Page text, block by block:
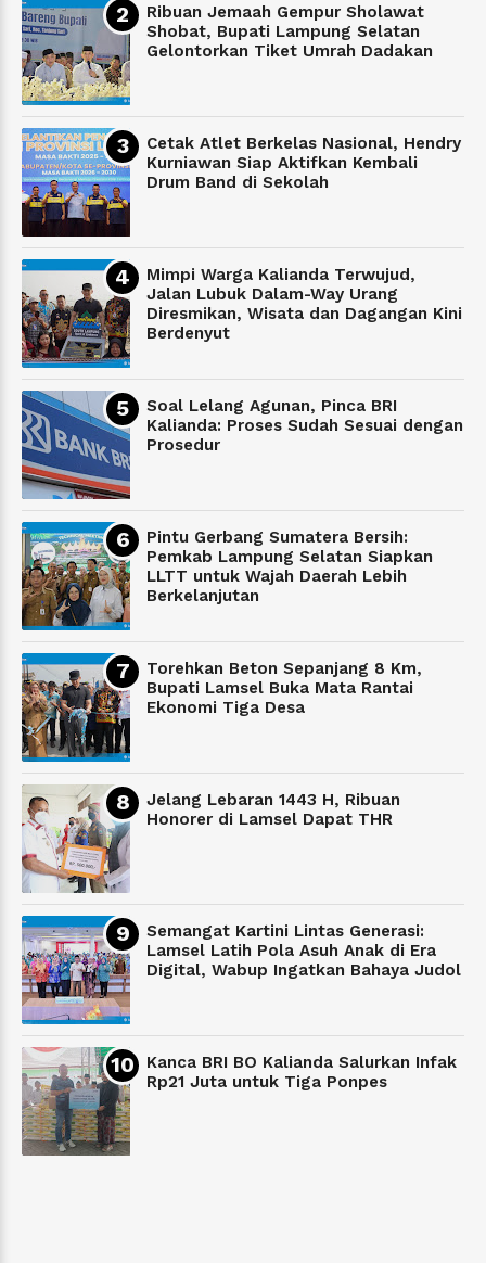
Ribuan Jemaah Gempur Sholawat
Shobat, Bupati Lampung Selatan
Gelontorkan Tiket Umrah Dadakan
Cetak Atlet Berkelas Nasional, Hendry
Kurniawan Siap Aktifkan Kembali
Drum Band di Sekolah
Mimpi Warga Kalianda Terwujud,
Jalan Lubuk Dalam-Way Urang
Diresmikan, Wisata dan Dagangan Kini
Berdenyut
Soal Lelang Agunan, Pinca BRI
Kalianda: Proses Sudah Sesuai dengan
Prosedur
Pintu Gerbang Sumatera Bersih:
Pemkab Lampung Selatan Siapkan
LLTT untuk Wajah Daerah Lebih
Berkelanjutan
Torehkan Beton Sepanjang 8 Km,
Bupati Lamsel Buka Mata Rantai
Ekonomi Tiga Desa
Jelang Lebaran 1443 H, Ribuan
Honorer di Lamsel Dapat THR
Semangat Kartini Lintas Generasi:
Lamsel Latih Pola Asuh Anak di Era
Digital, Wabup Ingatkan Bahaya Judol
Kanca BRI BO Kalianda Salurkan Infak
Rp21 Juta untuk Tiga Ponpes